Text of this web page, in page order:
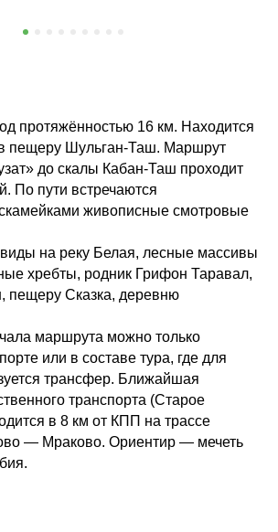
протяжённостью 16 км. Находится
в пещеру Шульган-Таш. Маршрут
до скалы Кабан-Таш проходит
По пути встречаются
живописные смотровые
виды на реку Белая, лесные массивы
хребты, родник Грифон Таравал,
пещеру Сказка, деревню
маршрута можно только
или в составе тура, где для
трансфер. Ближайшая
транспорта (Старое
в 8 км от КПП на трассе
— Мраково. Ориентир — мечеть